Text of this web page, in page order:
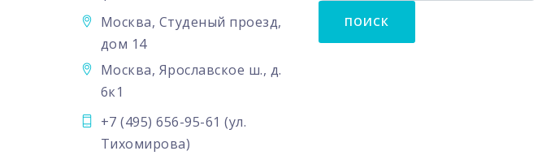
Москва, Студеный проезд,
дом 14
Москва, Ярославское ш., д.
6к1
+7 (495) 656-95-61 (ул.
Тихомирова)